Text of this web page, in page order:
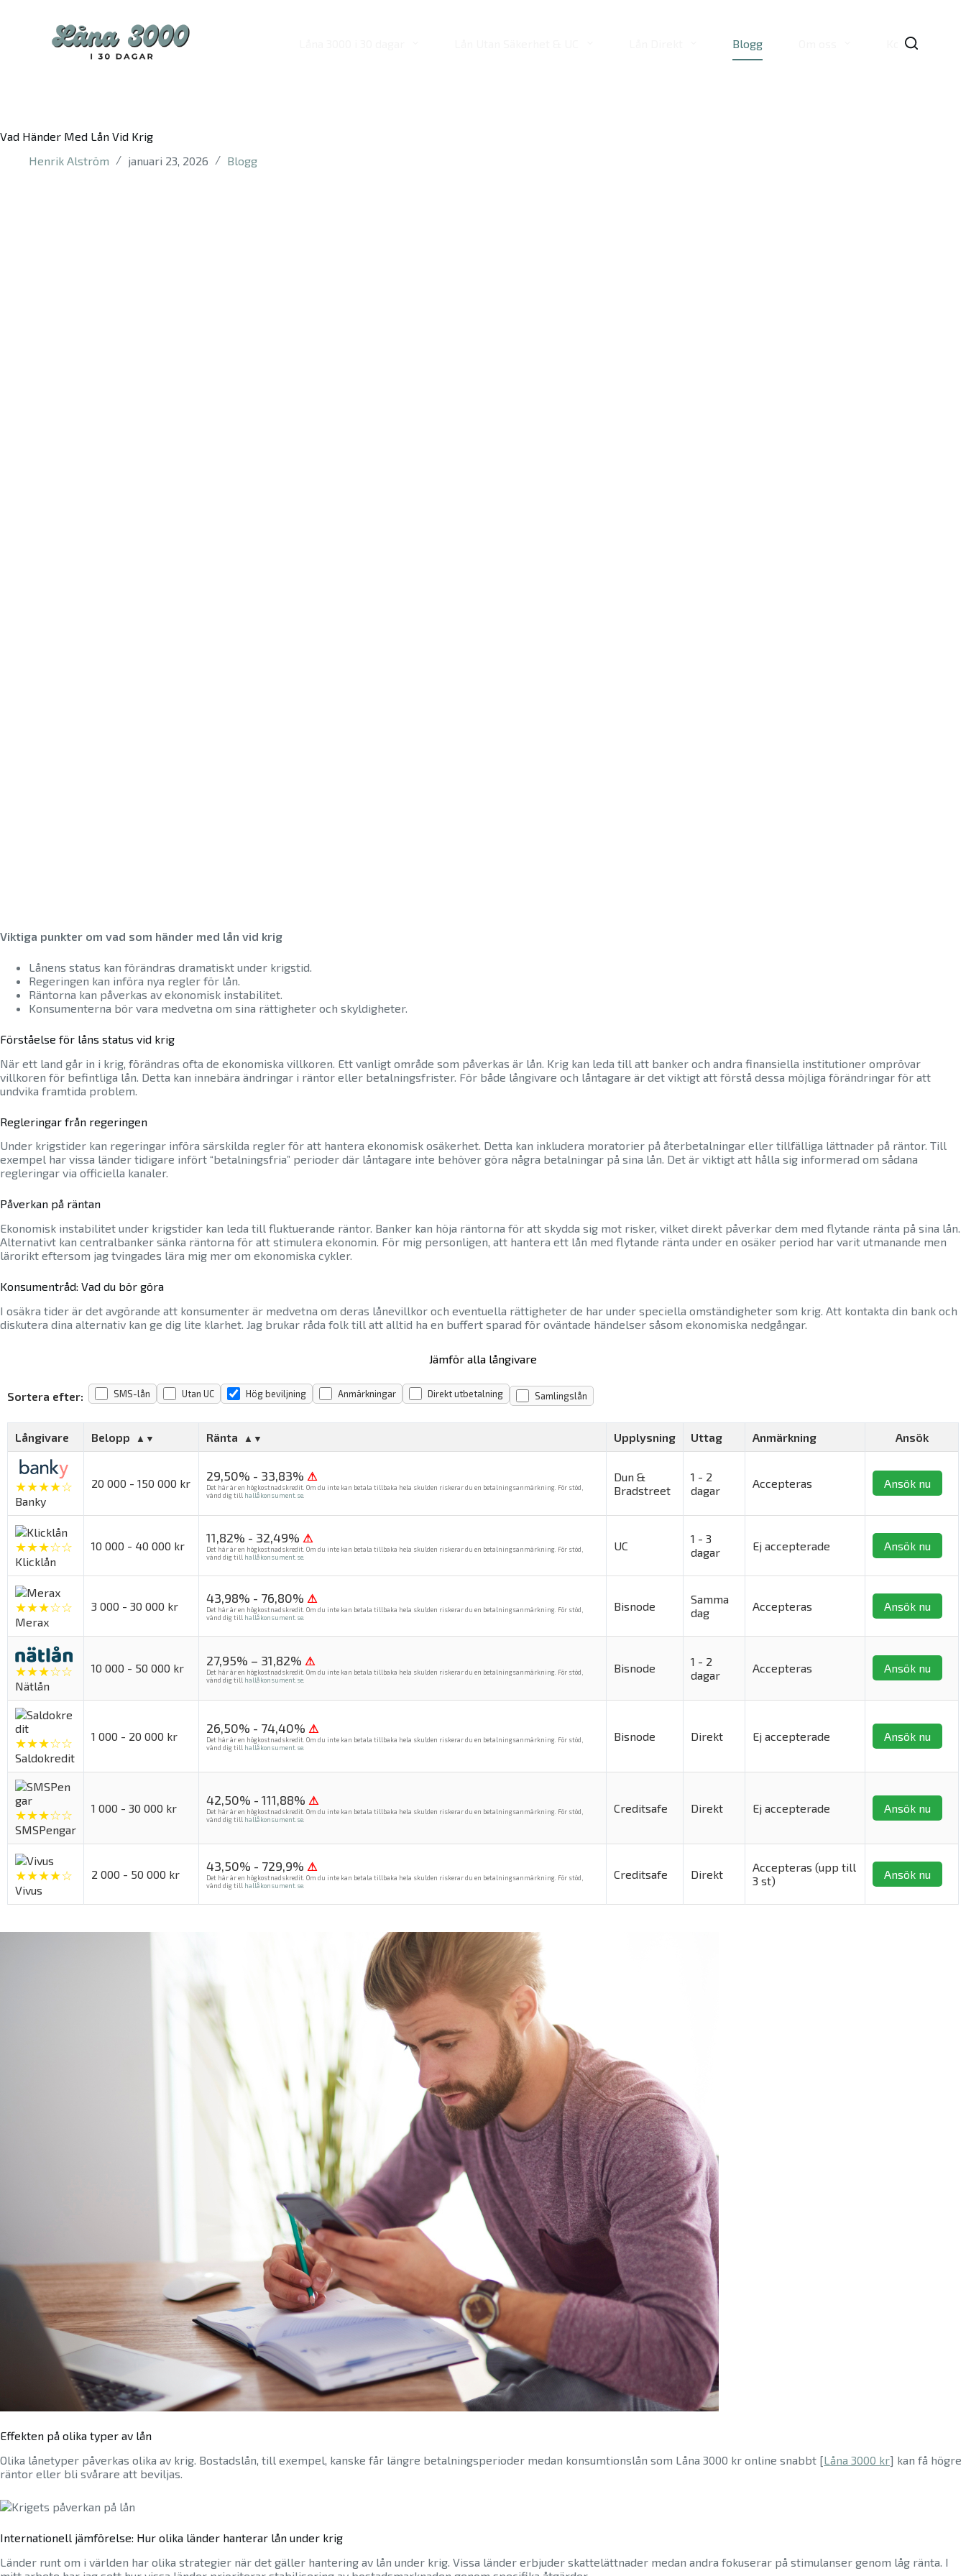
t
Blogg Kontakta oss
Vad Händer Med Lån Vid Krig
Henrik Alström
januari 23, 2026 Blogg
Viktiga punkter om vad som händer med lån vid krig
Lånens status kan förändras dramatiskt under krigstid.
Regeringen kan införa nya regler för lån.
Räntorna kan påverkas av ekonomisk instabilitet.
Konsumenterna bör vara medvetna om sina rättigheter och skyldigheter.
Förståelse för låns status vid krig
När ett land går in i krig, förändras ofta de ekonomiska villkoren. Ett vanligt område som påverkas är lån. Krig kan leda till att banker och andra finansiella institutioner omprövar
villkoren för befintliga lån. Detta kan innebära ändringar i räntor eller betalningsfrister. För både långivare och låntagare är det viktigt att förstå dessa möjliga förändringar för att
undvika framtida problem.
Regleringar från regeringen
Under krigstider kan regeringar införa särskilda regler för att hantera ekonomisk osäkerhet. Detta kan inkludera moratorier på återbetalningar eller tillfälliga lättnader på räntor. Till
exempel har vissa länder tidigare infört “betalningsfria” perioder där låntagare inte behöver göra några betalningar på sina lån. Det är viktigt att hålla sig informerad om sådana
regleringar via officiella kanaler.
Påverkan på räntan
Ekonomisk instabilitet under krigstider kan leda till fluktuerande räntor. Banker kan höja räntorna för att skydda sig mot risker, vilket direkt påverkar dem med flytande ränta på sina lån.
Alternativt kan centralbanker sänka räntorna för att stimulera ekonomin. För mig personligen, att hantera ett lån med flytande ränta under en osäker period har varit utmanande men
lärorikt eftersom jag tvingades lära mig mer om ekonomiska cykler.
Konsumentråd: Vad du bör göra
I osäkra tider är det avgörande att konsumenter är medvetna om deras lånevillkor och eventuella rättigheter de har under speciella omständigheter som krig. Att kontakta din bank och
diskutera dina alternativ kan ge dig lite klarhet. Jag brukar råda folk till att alltid ha en buffert sparad för oväntade händelser såsom ekonomiska nedgångar.
Jämför alla långivare
Sortera efter: SMS-lån Utan UC Hög beviljning Anmärkningar Direkt utbetalning Samlingslån
Långivare Belopp Ränta Upplysning Uttag Anmärkning Ansök
★★★★☆
Banky
20 000 - 150 000 kr 29,50% - 33,83% ⚠
Det här är en högkostnadskredit. Om du inte kan betala tillbaka hela skulden riskerar du en betalningsanmärkning. För stöd,
vänd dig till hallåkonsument.se.
Dun &
Bradstreet
1 - 2
dagar
Accepteras Ansök nu
★★★☆☆
Klicklån
10 000 - 40 000 kr
11,82% - 32,49% ⚠
Det här är en högkostnadskredit. Om du inte kan betala tillbaka hela skulden riskerar du en betalningsanmärkning. För stöd,
vänd dig till hallåkonsument.se.
UC
1 - 3
dagar
Ej accepterade Ansök nu
★★★☆☆
Merax
3 000 - 30 000 kr
43,98% - 76,80% ⚠
Det här är en högkostnadskredit. Om du inte kan betala tillbaka hela skulden riskerar du en betalningsanmärkning. För stöd,
vänd dig till hallåkonsument.se.
Bisnode
Samma
dag
Accepteras Ansök nu
★★★☆☆
Nätlån
10 000 - 50 000 kr 27,95% – 31,82% ⚠
Det här är en högkostnadskredit. Om du inte kan betala tillbaka hela skulden riskerar du en betalningsanmärkning. För stöd,
vänd dig till hallåkonsument.se.
Bisnode
1 - 2
dagar
Accepteras Ansök nu
★★★☆☆
Saldokredit
1 000 - 20 000 kr
26,50% - 74,40% ⚠
Det här är en högkostnadskredit. Om du inte kan betala tillbaka hela skulden riskerar du en betalningsanmärkning. För stöd,
vänd dig till hallåkonsument.se.
Bisnode Direkt Ej accepterade Ansök nu
★★★☆☆
SMSPengar
1 000 - 30 000 kr
42,50% - 111,88% ⚠
Det här är en högkostnadskredit. Om du inte kan betala tillbaka hela skulden riskerar du en betalningsanmärkning. För stöd,
vänd dig till hallåkonsument.se.
Creditsafe Direkt Ej accepterade Ansök nu
★★★★☆
Vivus
2 000 - 50 000 kr
43,50% - 729,9% ⚠
Det här är en högkostnadskredit. Om du inte kan betala tillbaka hela skulden riskerar du en betalningsanmärkning. För stöd,
vänd dig till hallåkonsument.se.
Creditsafe Direkt
Accepteras (upp till
3 st)
Ansök nu
Effekten på olika typer av lån
Olika lånetyper påverkas olika av krig. Bostadslån, till exempel, kanske får längre betalningsperioder medan konsumtionslån som Låna 3000 kr online snabbt [Låna 3000 kr] kan få högre
räntor eller bli svårare att beviljas.
Internationell jämförelse: Hur olika länder hanterar lån under krig
Länder runt om i världen har olika strategier när det gäller hantering av lån under krig. Vissa länder erbjuder skattelättnader medan andra fokuserar på stimulanser genom låg ränta. I